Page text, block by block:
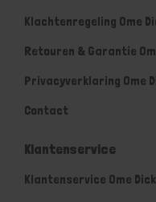
Klachtenregeling Ome
Retouren & Garantie
Privacyverklaring Ome
Contact
Klantenservice
Klantenservice Ome Dick